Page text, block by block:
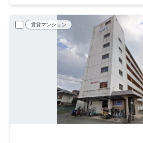
賃貸マンション